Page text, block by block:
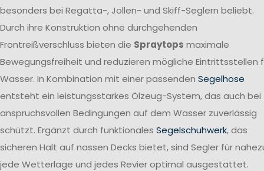
besonders bei Regatta-, Jollen- und Skiff-Seglern beliebt.
Durch ihre Konstruktion ohne durchgehenden
Frontreißverschluss bieten die Spraytops maximale
Bewegungsfreiheit und reduzieren mögliche Eintrittsstellen
Wasser. In Kombination mit einer passenden Segelhose
entsteht ein leistungsstarkes Ölzeug-System, das auch bei
anspruchsvollen Bedingungen auf dem Wasser zuverlässig
schützt. Ergänzt durch funktionales Segelschuhwerk, das
sicheren Halt auf nassen Decks bietet, sind Segler für
jede Wetterlage und jedes Revier optimal ausgestattet.